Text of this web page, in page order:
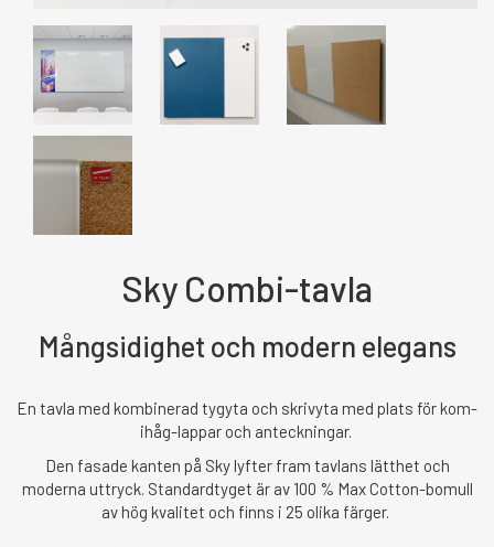
Sky Combi-tavla
Mångsidighet och modern elegans
En tavla med kombinerad tygyta och skrivyta med plats för kom-
ihåg-lappar och anteckningar.
Den fasade kanten på Sky lyfter fram tavlans lätthet och
moderna uttryck. Standardtyget är av 100 % Max Cotton-bomull
av hög kvalitet och finns i 25 olika färger.